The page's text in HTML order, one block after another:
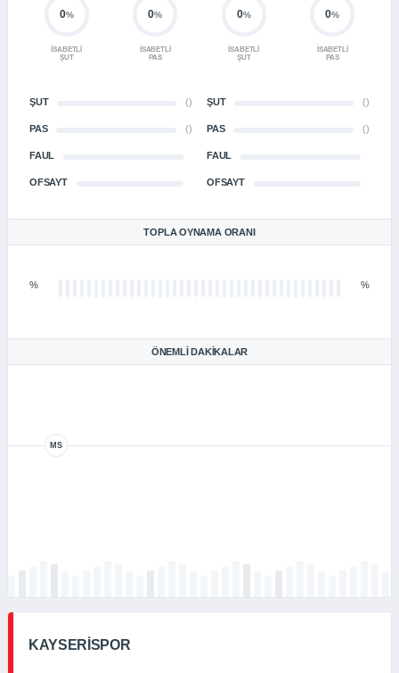
0%
İSABETLI
ŞUT
0%
İSABETLI
PAS
ŞUT ()
PAS ()
FAUL
OFSAYT
0%
İSABETLI
ŞUT
0%
İSABETLI
PAS
ŞUT ()
PAS ()
FAUL
OFSAYT
TOPLA OYNAMA ORANI
% %
ÖNEMLI DAKIKALAR
MS
KAYSERİSPOR